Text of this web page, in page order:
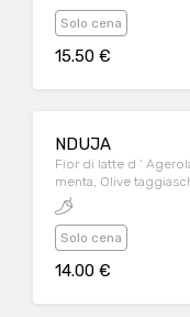
rosmarino
Solo cena
15.50 €
NDUJA
Fior di latte d ’
menta, Olive
lemongrass
Solo cena
14.00 €